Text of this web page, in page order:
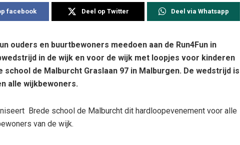
facebook Deel op Twitter Deel via Whatsapp
ouders en buurtbewoners meedoen aan de Run4Fun in
in de wijk en voor de wijk met loopjes voor kinderen
school de Malburcht Graslaan 97 in Malburgen. De wedstrijd is
alle wijkbewoners.
Brede school de Malburcht dit hardloopevenement voor alle
van de wijk.